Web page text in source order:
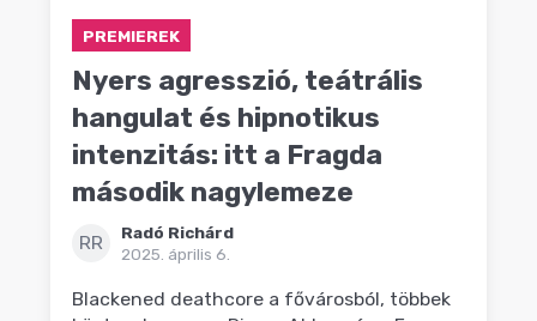
PREMIEREK
Nyers agresszió, teátrális
hangulat és hipnotikus
intenzitás: itt a Fragda
második nagylemeze
RR
Radó Richárd
2025. április 6.
Blackened deathcore a fővárosból, többek